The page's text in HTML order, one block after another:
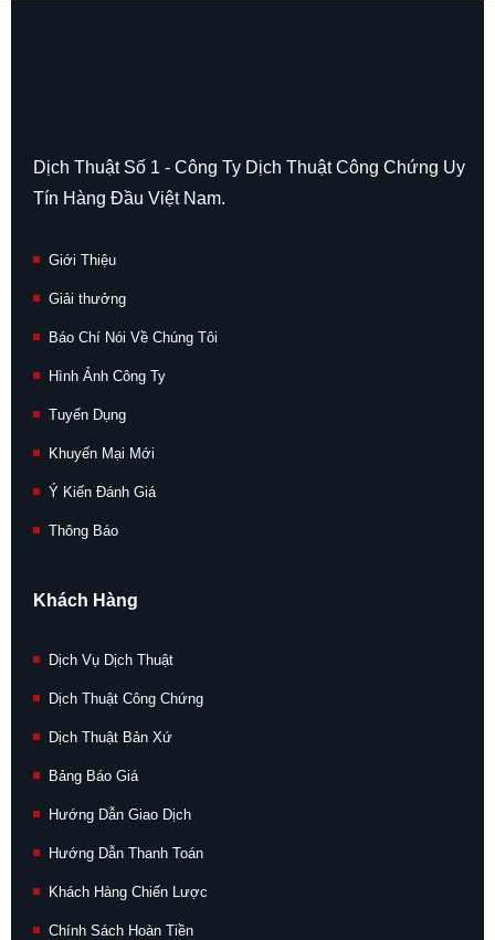
Dịch Thuật Số 1 - Công Ty Dịch Thuật Công Chứng Uy
Tín Hàng Đầu Việt Nam.
Giới Thiệu
Giải thưởng
Báo Chí Nói Về Chúng Tôi
Hình Ảnh Công Ty
Tuyển Dụng
Khuyến Mại Mới
Ý Kiến Đánh Giá
Thông Báo
Khách Hàng
Dịch Vụ Dịch Thuật
Dịch Thuật Công Chứng
Dịch Thuật Bản Xứ
Bảng Báo Giá
Hướng Dẫn Giao Dịch
Hướng Dẫn Thanh Toán
Khách Hàng Chiến Lược
Chính Sách Hoàn Tiền